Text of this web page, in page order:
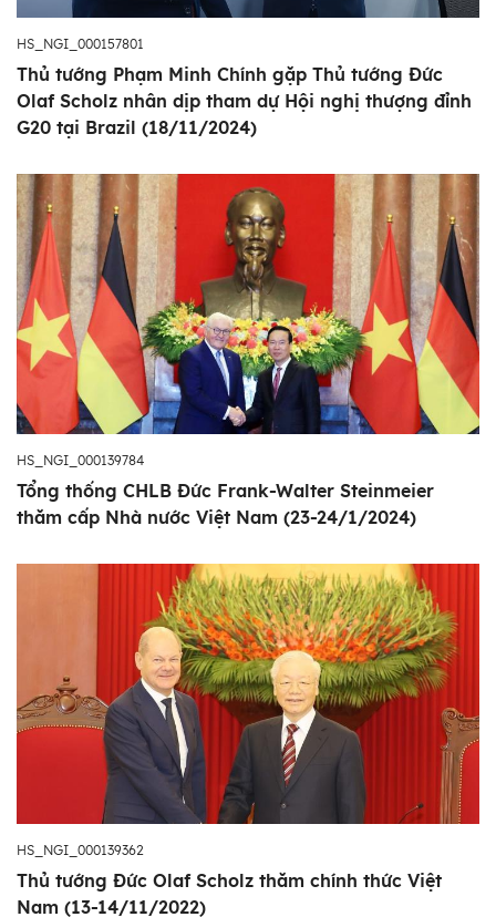
HS_NGI_000157801
Thủ tướng Phạm Minh Chính gặp Thủ tướng Đức
Olaf Scholz nhân dịp tham dự Hội nghị thượng đỉnh
G20 tại Brazil (18/11/2024)
HS_NGI_000139784
Tổng thống CHLB Đức Frank-Walter Steinmeier
thăm cấp Nhà nước Việt Nam (23-24/1/2024)
HS_NGI_000139362
Thủ tướng Đức Olaf Scholz thăm chính thức Việt
Nam (13-14/11/2022)